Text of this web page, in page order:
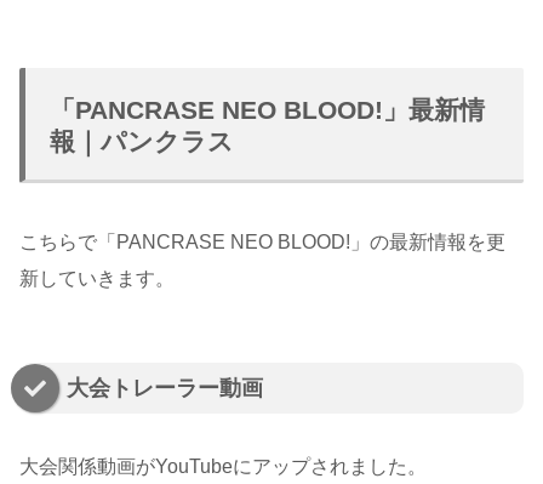
「PANCRASE NEO BLOOD!」最新情
報｜パンクラス
こちらで「PANCRASE NEO BLOOD!」の最新情報を更
新していきます。
大会トレーラー動画
大会関係動画がYouTubeにアップされました。